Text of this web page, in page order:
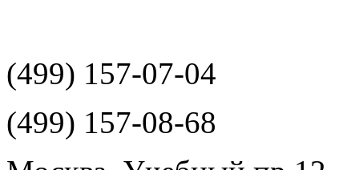
(499) 157-07-04
(499) 157-08-68